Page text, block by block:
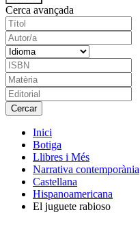
Cerca avançada
Inici
Botiga
Llibres i Més
Narrativa contemporània
Castellana
Hispanoamericana
El juguete rabioso